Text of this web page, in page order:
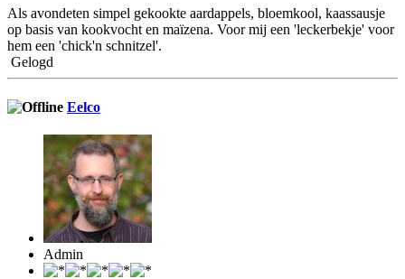
Als avondeten simpel gekookte aardappels, bloemkool, kaassausje
op basis van kookvocht en maïzena. Voor mij een 'leckerbekje' voor
hem een 'chick'n schnitzel'.
Gelogd
Eelco
Admin